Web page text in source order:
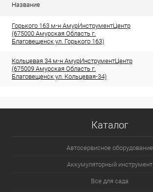
Название
Горького 163 м-н АмурИнструментЦентр
(675000 Амурская Область г.
Благовещенск ул. Горького 163)
Кольцевая 34 м-н АмурИнструментЦентр
(675009 Амурская Область г.
Благовещенск ул. Кольцевая-34)
Каталог
Автосервисное оборудование
Аккумуляторный инструмент
Все для сада